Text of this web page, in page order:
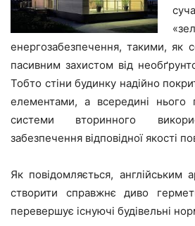
енергозабезпечення, такими, як
пасивним захистом від
Тобто стіни будинку надійно
елементами, а всередині нього
системи вторинного
забезпечення відповідної якості
Як повідомляється, англійським
створити справжнє диво
перевершує існуючі будівельні